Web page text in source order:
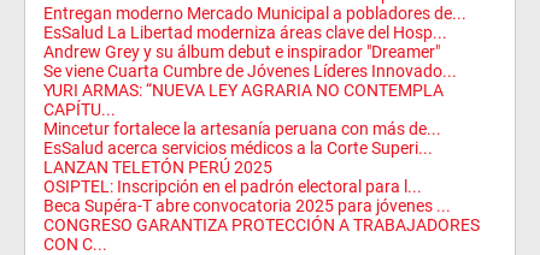
Entregan moderno Mercado Municipal a pobladores de...
EsSalud La Libertad moderniza áreas clave del Hosp...
Andrew Grey y su álbum debut e inspirador "Dreamer"
Se viene Cuarta Cumbre de Jóvenes Líderes Innovado...
YURI ARMAS: “NUEVA LEY AGRARIA NO CONTEMPLA
CAPÍTU...
Mincetur fortalece la artesanía peruana con más de...
EsSalud acerca servicios médicos a la Corte Superi...
LANZAN TELETÓN PERÚ 2025
OSIPTEL: Inscripción en el padrón electoral para l...
Beca Supéra-T abre convocatoria 2025 para jóvenes ...
CONGRESO GARANTIZA PROTECCIÓN A TRABAJADORES
CON C...